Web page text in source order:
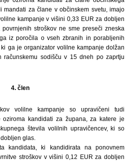
mandati za člane v občinskem svetu, imajo
kampanje v višini 0,33 EUR za dobljen
stroškov ne sme preseči zneska
iz poročila o vseh zbranih in porabljenih
ga je organizator volilne kampanje dolžan
računskemu sodišču v 15 dneh po zaprtju
4. člen
volilne kampanje so upravičeni tudi
oziroma kandidati za župana, za katere je
števila volilnih upravičencev, ki so
glas.
kandidata, ki kandidirata na ponovnem
stroškov v višini 0,12 EUR za dobljen